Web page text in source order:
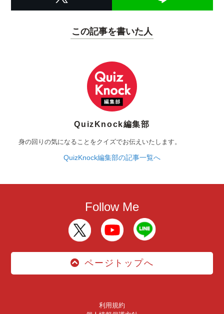
この記事を書いた人
QuizKnock編集部
身の回りの気になることをクイズでお伝えいたします。
QuizKnock編集部の記事一覧へ
Follow Me
ページトップへ
利用規約